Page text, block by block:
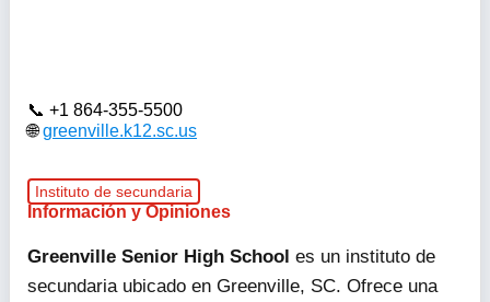
+1 864-355-5500
greenville.k12.sc.us
Instituto de secundaria
Información y Opiniones
Greenville Senior High School es un instituto de
secundaria ubicado en Greenville, SC. Ofrece una